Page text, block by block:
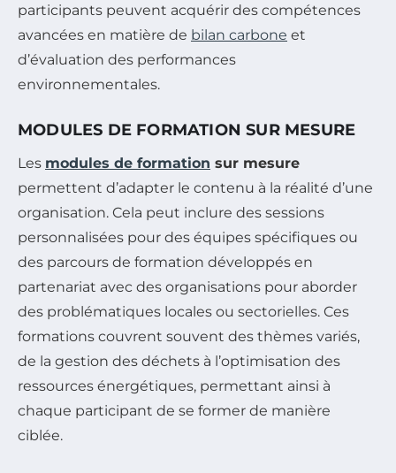
participants peuvent acquérir des compétences
avancées en matière de bilan carbone et
d’évaluation des performances
environnementales.
MODULES DE FORMATION SUR MESURE
Les modules de formation sur mesure
permettent d’adapter le contenu à la réalité d’une
organisation. Cela peut inclure des sessions
personnalisées pour des équipes spécifiques ou
des parcours de formation développés en
partenariat avec des organisations pour aborder
des problématiques locales ou sectorielles. Ces
formations couvrent souvent des thèmes variés,
de la gestion des déchets à l’optimisation des
ressources énergétiques, permettant ainsi à
chaque participant de se former de manière
ciblée.